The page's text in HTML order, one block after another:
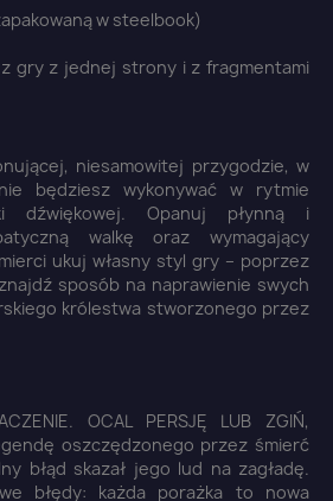
w steelbook)
gry z jednej strony i z fragmentami
niesamowitej przygodzie, w
będziesz wykonywać w rytmie
dźwiękowej. Opanuj płynną i
walkę oraz wymagający
ukuj własny styl gry – poprzez
sposób na naprawienie swych
królestwa stworzonego przez
OCAL PERSJĘ LUB ZGIŃ,
oszczędzonego przez śmierć
błąd skazał jego lud na zagładę.
błędy: każda porażka to nowa